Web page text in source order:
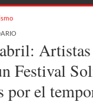
Festival
por el